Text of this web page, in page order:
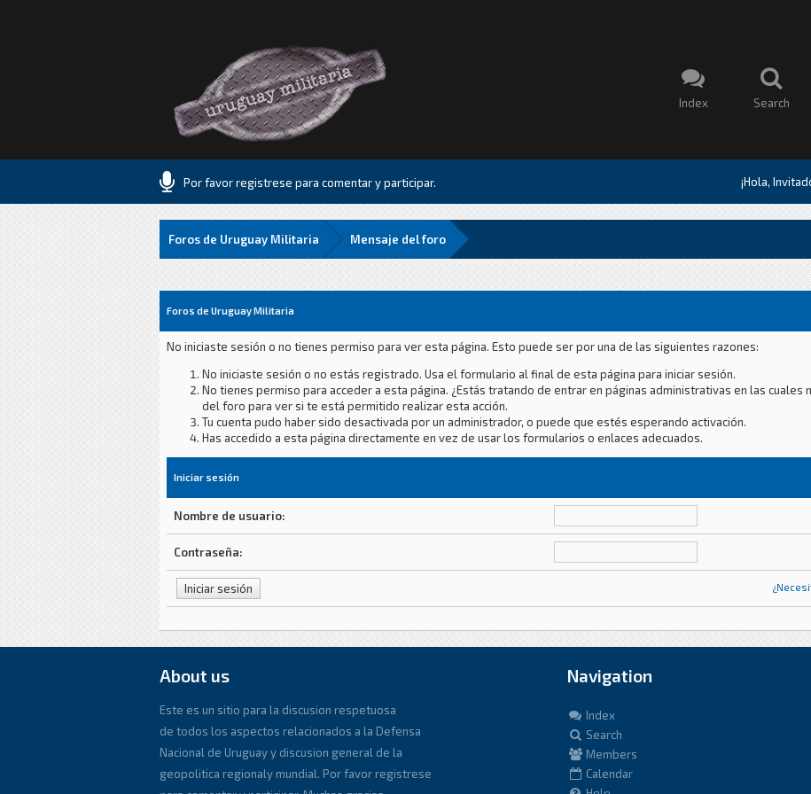
Index Search
Por favor registrese para comentar y participar. ¡Hola,
Foros de Uruguay Militaria Mensaje del foro
Foros de Uruguay Militaria
No iniciaste sesión o no tienes permiso para ver esta página. Esto puede ser por una de las siguientes razones:
No iniciaste sesión o no estás registrado. Usa el formulario al final de esta página para iniciar sesión.
No tienes permiso para acceder a esta página. ¿Estás tratando de entrar en páginas administrativas en las
del foro para ver si te está permitido realizar esta acción.
Tu cuenta pudo haber sido desactivada por un administrador, o puede que estés esperando activación.
Has accedido a esta página directamente en vez de usar los formularios o enlaces adecuados.
Iniciar sesión
Nombre de usuario:
Contraseña:
About us
Este es un sitio para la discusion respetuosa
de todos los aspectos relacionados a la Defensa
Nacional de Uruguay y discusion general de la
geopolitica regionaly mundial. Por favor registrese
Navigation
Index
Search
Members
Calendar